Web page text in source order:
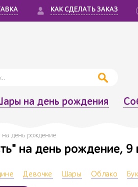
КАК СДЕЛАТЬ ЗАКАЗ
на день рождения
на день рождение
на день рождение, 9
Девочке Шары Облако